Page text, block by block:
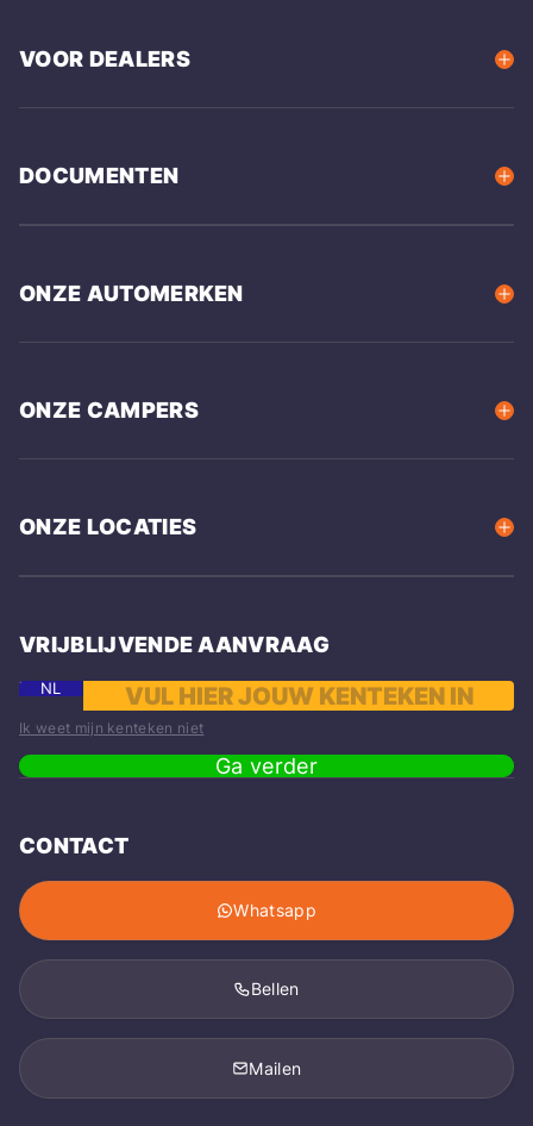
VOOR DEALERS
DOCUMENTEN
ONZE AUTOMERKEN
ONZE CAMPERS
ONZE LOCATIES
VRIJBLIJVENDE AANVRAAG
NL
Ik weet mijn kenteken niet
Ga verder
CONTACT
Whatsapp
Bellen
Mailen